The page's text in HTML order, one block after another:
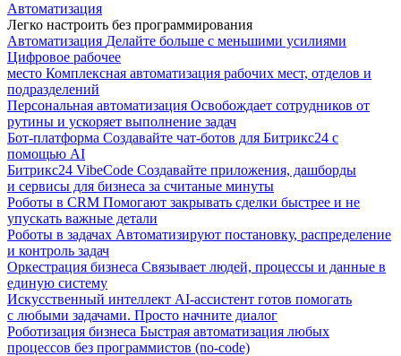
Автоматизация
Легко настроить без программирования
Автоматизация Делайте больше с меньшими усилиями
Цифровое рабочее
место Комплексная автоматизация рабочих мест, отделов и
подразделений
Персональная автоматизация Освобождает сотрудников от
рутины и ускоряет выполнение задач
Бот-платформа Создавайте чат-ботов для Битрикс24 с
помощью AI
Битрикс24 VibeCode Создавайте приложения, дашборды
и сервисы для бизнеса за считаные минуты
Роботы в CRM Помогают закрывать сделки быстрее и не
упускать важные детали
Роботы в задачах Автоматизируют постановку, распределение
и контроль задач
Оркестрация бизнеса Связывает людей, процессы и данные в
единую систему
Искусственный интеллект AI-ассистент готов помогать
с любыми задачами. Просто начните диалог
Роботизация бизнеса Быстрая автоматизация любых
процессов без программистов (no-code)